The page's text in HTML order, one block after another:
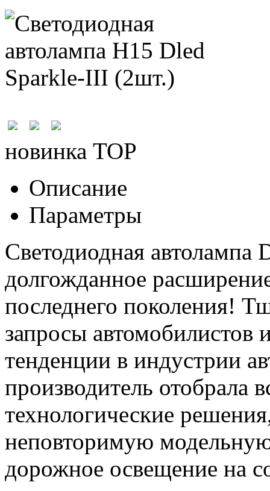
новинка TOP
Описание
Параметры
Светодиодная
долгожданное
последнего поколения!
запросы автомобилистов
тенденции в индустрии
производитель отобрала
технологические
неповторимую
дорожное освещение на